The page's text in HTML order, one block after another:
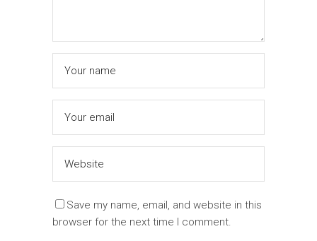
Save my name, email, and website in this
browser for the next time I comment.